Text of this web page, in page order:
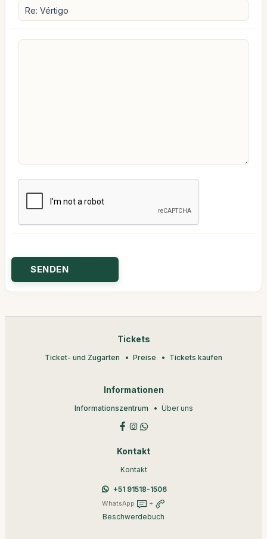
Tickets
Ticket- und Zugarten Preise Tickets kaufen
Informationen
Informationszentrum Über uns
Kontakt
Kontakt
+51 91518-1506
WhatsApp +
Beschwerdebuch